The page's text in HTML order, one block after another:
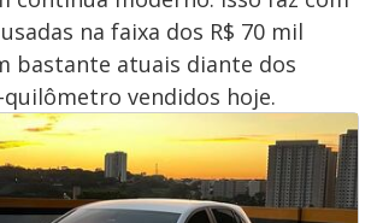
na faixa dos R$ 70 mil
bastante atuais diante dos
vendidos hoje.